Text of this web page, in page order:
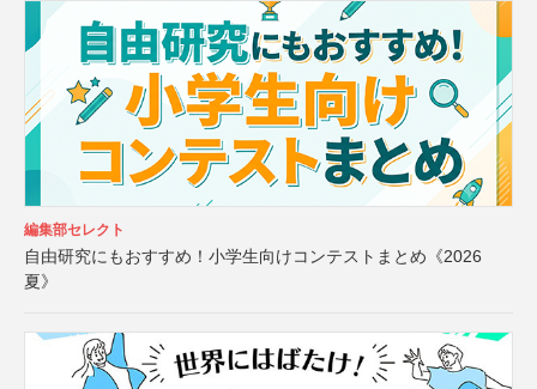
編集部セレクト
自由研究にもおすすめ！小学生向けコンテストまとめ《2026
夏》